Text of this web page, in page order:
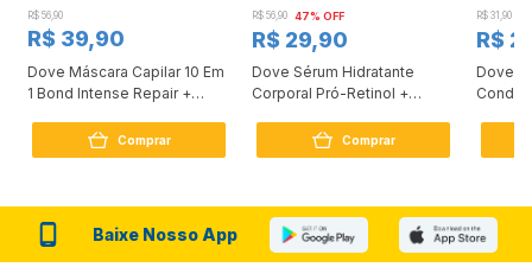
R$ 56,90
R$ 39,90
Dove Máscara Capilar 10 Em
1 Bond Intense Repair +
Comprar
R$ 56,90 47% OFF
R$ 29,90
Dove Sérum Hidratante
Corporal Pró-Retinol +
Comprar
R$ 31,90
R$
Dove
Baixe Nosso App